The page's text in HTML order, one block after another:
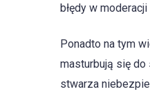
błędy w
Ponadto na tym
masturbują się
stwarza